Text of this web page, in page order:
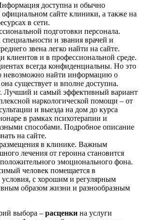
доступна и обычно
официальном сайте клиники, а также на
в сети.
подготовки персонала.
и звания врачей и
звена легко найти на сайте.
клиентов и в профессиональной среде.
всегда конфиденциальны. Но это
невозможно найти информацию о
существует и вполне доступна.
Лучший и самый эффективный вариант
наркологической помощи – от
и выезда на дом до курса
в рамках психотерапии и
способами. Подробное описание
на сайте.
в клинике. Важным
лечения от героина становится
эмоционального фона.
человек помещается в
условия, с хорошим и регулярным
образом жизни и разнообразным
выбора – расценки на услуги